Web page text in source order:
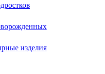
изделия